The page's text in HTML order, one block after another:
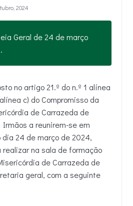
2024
Geral de 24 de março
no artigo 21.º do n.º 1 alínea
c) do Compromisso da
de Carrazeda de
a reunirem-se em
dia 24 de março de 2024,
na sala de formação
de Carrazeda de
geral, com a seguinte